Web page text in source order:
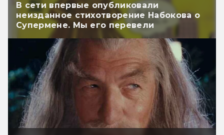
В сети впервые опубликовали
неизданное стихотворение Набокова о
Супермене. Мы его перевели